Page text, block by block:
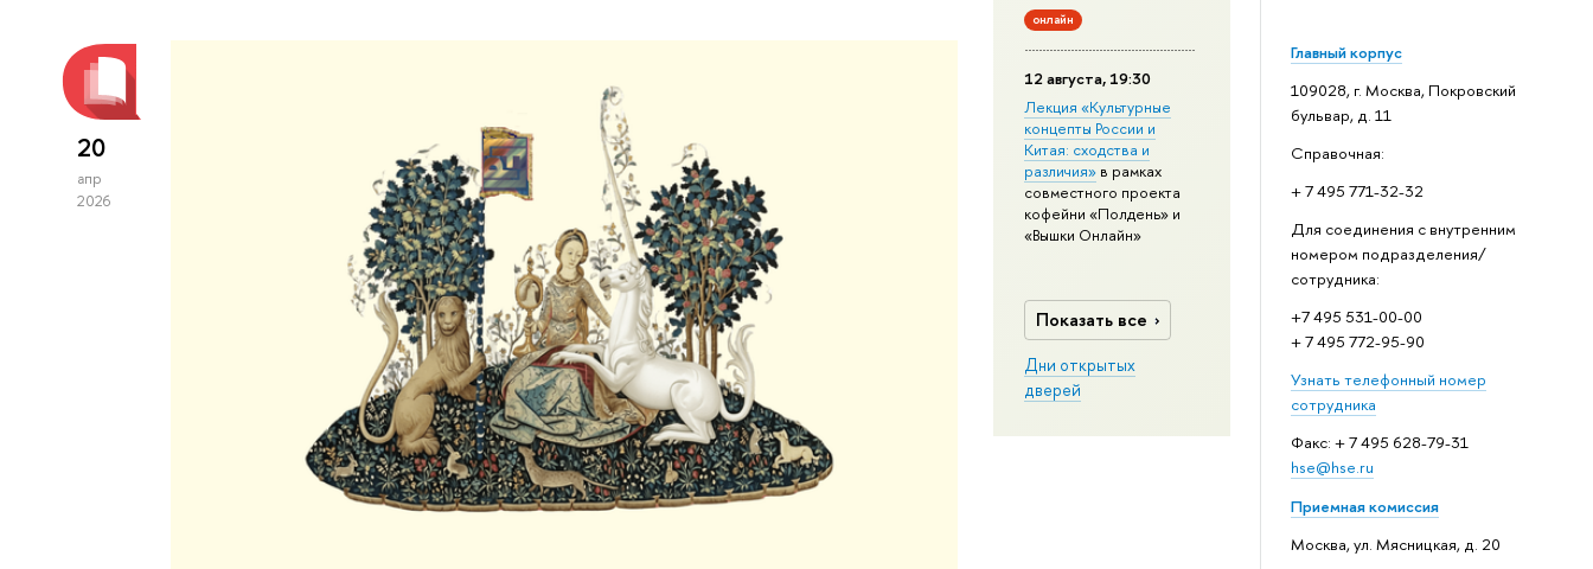
Главный корпус
109028, г. Москва, Покровский
бульвар, д. 11
Справочная:
+ 7 495 771-32-32
Для соединения с внутренним
номером подразделения/
сотрудника:
+7 495 531-00-00
+ 7 495 772-95-90
Узнать телефонный номер
сотрудника
Факс: + 7 495 628-79-31
hse@hse.ru
Приемная комиссия
Москва, ул. Мясницкая, д. 20
онлайн
12 августа, 19:30
Лекция «Культурные
концепты России и
Китая: сходства и
различия»в рамках
совместного проекта
кофейни «Полдень» и
«Вышки Онлайн»
Показать все
Дни открытых
дверей
20
апр
2026